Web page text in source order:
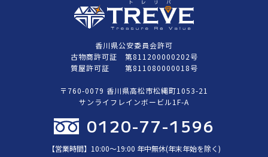
香川県公安委員会許可
古物商許可証 第811200000202号
質屋許可証 第811080000018号
〒760-0079 香川県高松市松縄町1053-21
サンライフレインボービル1F-A
0120-77-1596
【営業時間】10:00〜19:00 年中無休(年末年始を除く)